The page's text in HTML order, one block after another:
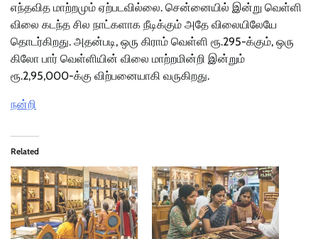
எந்தவித மாற்றமும் ஏற்படவில்லை. சென்னையில் இன்று வெள்ளி
விலை கடந்த சில நாட்களாக நீடிக்கும் அதே விலையிலேயே
தொடர்கிறது. அதன்படி, ஒரு கிராம் வெள்ளி ரூ.295-க்கும், ஒரு
கிலோ பார் வெள்ளியின் விலை மாற்றமின்றி இன்றும்
ரூ.2,95,000-க்கு விற்பனையாகி வருகிறது.
நன்றி
Related